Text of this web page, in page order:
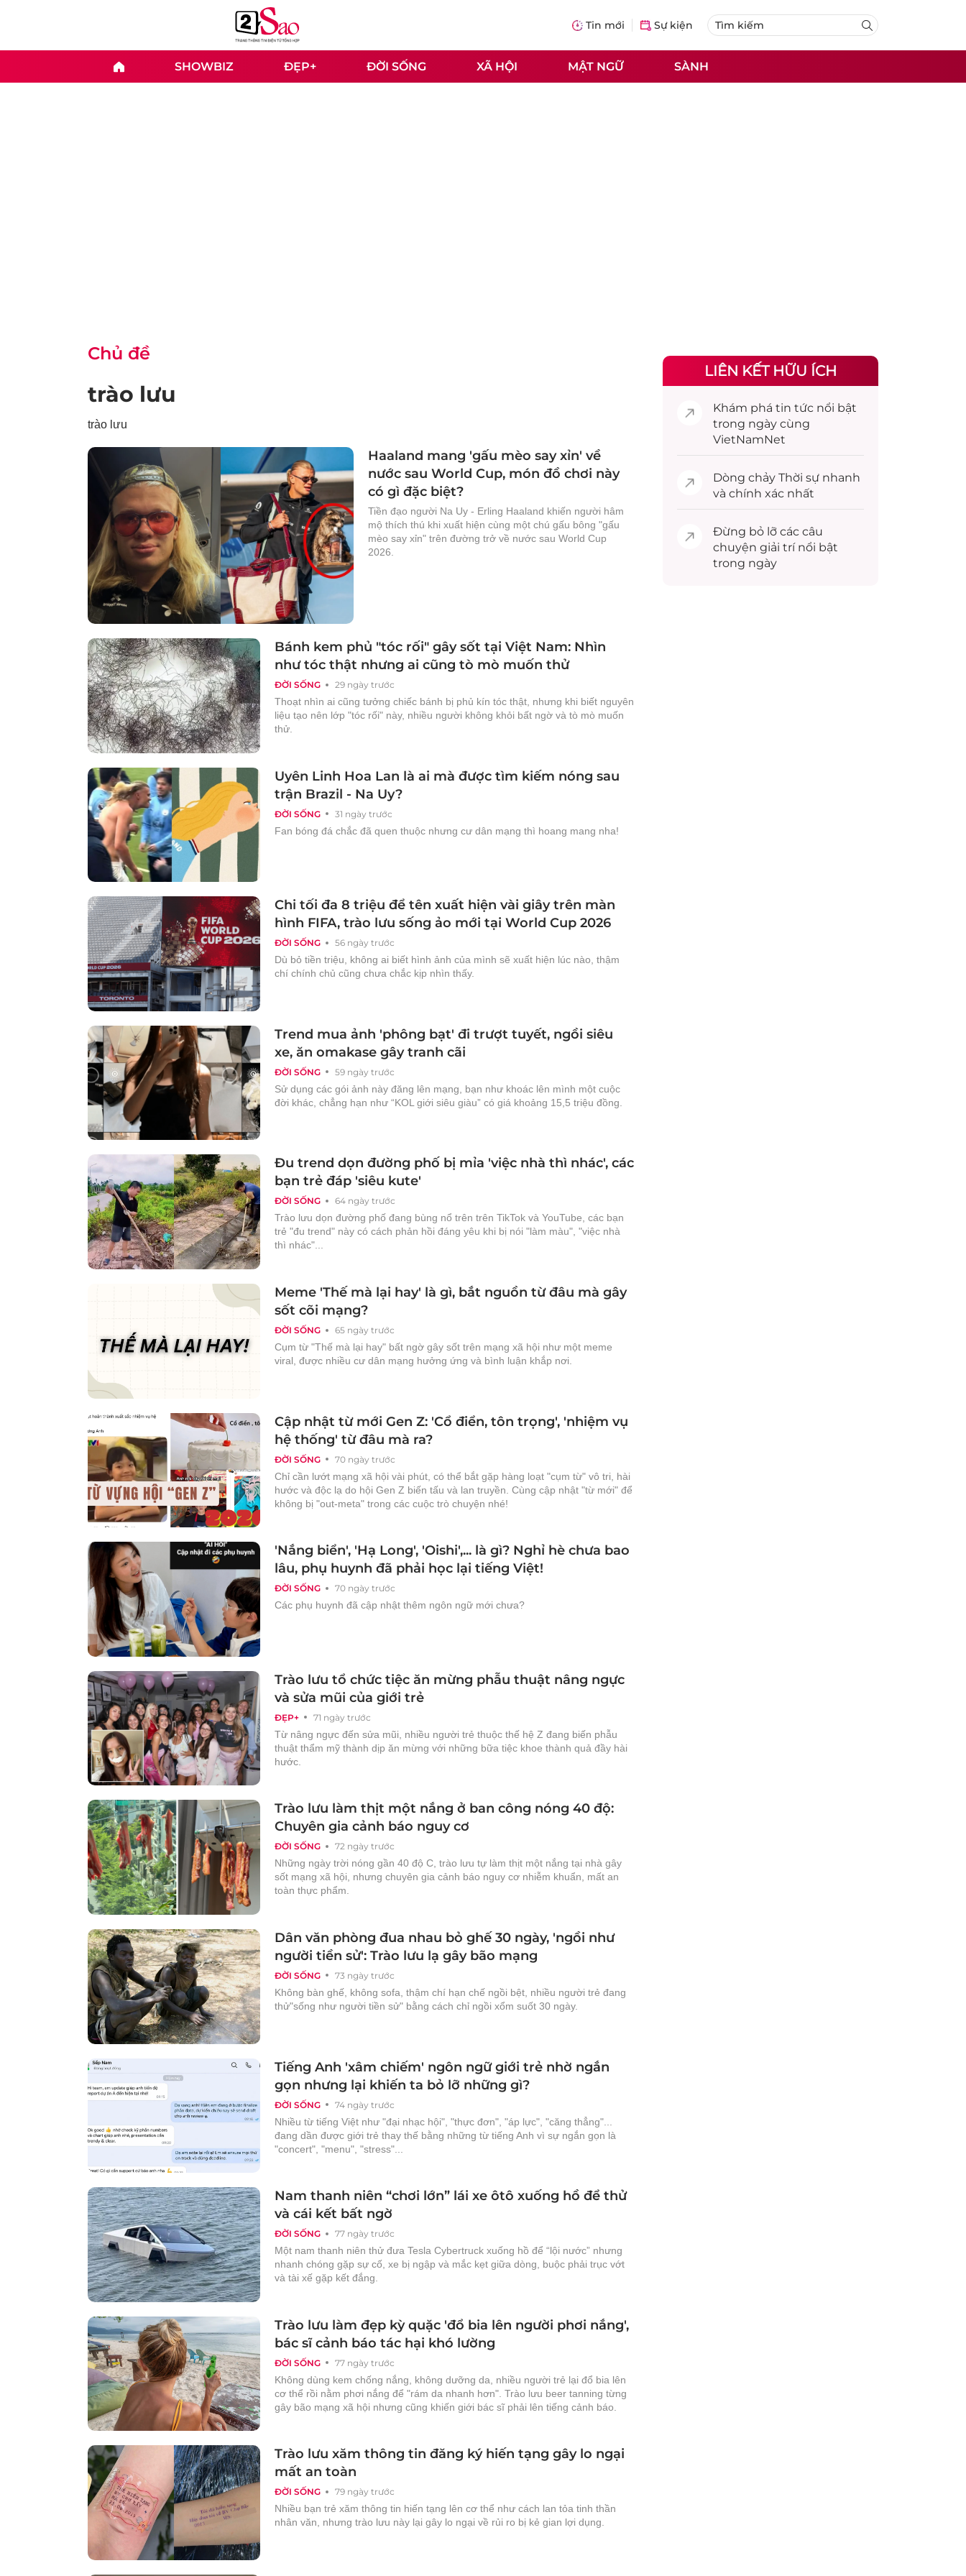
Tin mới Sự kiện
SHOWBIZ ĐẸP+ ĐỜI SỐNG XÃ HỘI MẬT NGỮ SÀNH
Chủ đề
trào lưu
trào lưu
Haaland mang 'gấu mèo say xỉn' về
nước sau World Cup, món đồ chơi này
có gì đặc biệt?
Tiền đạo người Na Uy - Erling Haaland khiến người hâm
mộ thích thú khi xuất hiện cùng một chú gấu bông "gấu
mèo say xỉn" trên đường trở về nước sau World Cup
2026.
ĐỜI SỐNG 29 ngày trước
Bánh kem phủ "tóc rối" gây sốt tại Việt Nam: Nhìn
như tóc thật nhưng ai cũng tò mò muốn thử
Thoạt nhìn ai cũng tưởng chiếc bánh bị phủ kín tóc thật, nhưng khi biết nguyên
liệu tạo nên lớp "tóc rối" này, nhiều người không khỏi bất ngờ và tò mò muốn
thử.
ĐỜI SỐNG 31 ngày trước
Uyên Linh Hoa Lan là ai mà được tìm kiếm nóng sau
trận Brazil - Na Uy?
Fan bóng đá chắc đã quen thuộc nhưng cư dân mạng thì hoang mang nha!
ĐỜI SỐNG 56 ngày trước
Chi tối đa 8 triệu để tên xuất hiện vài giây trên màn
hình FIFA, trào lưu sống ảo mới tại World Cup 2026
Dù bỏ tiền triệu, không ai biết hình ảnh của mình sẽ xuất hiện lúc nào, thậm
chí chính chủ cũng chưa chắc kịp nhìn thấy.
ĐỜI SỐNG 59 ngày trước
Trend mua ảnh 'phông bạt' đi trượt tuyết, ngồi siêu
xe, ăn omakase gây tranh cãi
Sử dụng các gói ảnh này đăng lên mạng, bạn như khoác lên mình một cuộc
đời khác, chẳng hạn như “KOL giới siêu giàu” có giá khoảng 15,5 triệu đồng.
ĐỜI SỐNG 64 ngày trước
Đu trend dọn đường phố bị mỉa 'việc nhà thì nhác', các
bạn trẻ đáp 'siêu kute'
Trào lưu dọn đường phố đang bùng nổ trên trên TikTok và YouTube, các bạn
trẻ "đu trend" này có cách phản hồi đáng yêu khi bị nói "làm màu", "việc nhà
thì nhác"...
ĐỜI SỐNG 65 ngày trước
Meme 'Thế mà lại hay' là gì, bắt nguồn từ đâu mà gây
sốt cõi mạng?
Cụm từ "Thế mà lại hay" bất ngờ gây sốt trên mạng xã hội như một meme
viral, được nhiều cư dân mạng hưởng ứng và bình luận khắp nơi.
ĐỜI SỐNG 70 ngày trước
Cập nhật từ mới Gen Z: 'Cổ điển, tôn trọng', 'nhiệm vụ
hệ thống' từ đâu mà ra?
Chỉ cần lướt mạng xã hội vài phút, có thể bắt gặp hàng loạt "cụm từ" vô tri, hài
hước và độc lạ do hội Gen Z biến tấu và lan truyền. Cùng cập nhật "từ mới" để
không bị "out-meta" trong các cuộc trò chuyện nhé!
ĐỜI SỐNG 70 ngày trước
'Nắng biển', 'Hạ Long', 'Oishi',... là gì? Nghỉ hè chưa bao
lâu, phụ huynh đã phải học lại tiếng Việt!
Các phụ huynh đã cập nhật thêm ngôn ngữ mới chưa?
ĐẸP+ 71 ngày trước
Trào lưu tổ chức tiệc ăn mừng phẫu thuật nâng ngực
và sửa mũi của giới trẻ
Từ nâng ngực đến sửa mũi, nhiều người trẻ thuộc thế hệ Z đang biến phẫu
thuật thẩm mỹ thành dịp ăn mừng với những bữa tiệc khoe thành quả đầy hài
hước.
ĐỜI SỐNG 72 ngày trước
Trào lưu làm thịt một nắng ở ban công nóng 40 độ:
Chuyên gia cảnh báo nguy cơ
Những ngày trời nóng gần 40 độ C, trào lưu tự làm thịt một nắng tại nhà gây
sốt mạng xã hội, nhưng chuyên gia cảnh báo nguy cơ nhiễm khuẩn, mất an
toàn thực phẩm.
ĐỜI SỐNG 73 ngày trước
Dân văn phòng đua nhau bỏ ghế 30 ngày, 'ngồi như
người tiền sử': Trào lưu lạ gây bão mạng
Không bàn ghế, không sofa, thậm chí hạn chế ngồi bệt, nhiều người trẻ đang
thử"sống như người tiền sử" bằng cách chỉ ngồi xổm suốt 30 ngày.
ĐỜI SỐNG 74 ngày trước
Tiếng Anh 'xâm chiếm' ngôn ngữ giới trẻ nhờ ngắn
gọn nhưng lại khiến ta bỏ lỡ những gì?
Nhiều từ tiếng Việt như "đại nhạc hội", "thực đơn", "áp lực", "căng thẳng"...
đang dần được giới trẻ thay thế bằng những từ tiếng Anh vì sự ngắn gọn là
"concert", "menu", "stress"...
ĐỜI SỐNG 77 ngày trước
Nam thanh niên “chơi lớn” lái xe ôtô xuống hồ để thử
và cái kết bất ngờ
Một nam thanh niên thử đưa Tesla Cybertruck xuống hồ để “lội nước” nhưng
nhanh chóng gặp sự cố, xe bị ngập và mắc kẹt giữa dòng, buộc phải trục vớt
và tài xế gặp kết đắng.
ĐỜI SỐNG 77 ngày trước
Trào lưu làm đẹp kỳ quặc 'đổ bia lên người phơi nắng',
bác sĩ cảnh báo tác hại khó lường
Không dùng kem chống nắng, không dưỡng da, nhiều người trẻ lại đổ bia lên
cơ thể rồi nằm phơi nắng để "rám da nhanh hơn". Trào lưu beer tanning từng
gây bão mạng xã hội nhưng cũng khiến giới bác sĩ phải lên tiếng cảnh báo.
ĐỜI SỐNG 79 ngày trước
Trào lưu xăm thông tin đăng ký hiến tạng gây lo ngại
mất an toàn
Nhiều bạn trẻ xăm thông tin hiến tạng lên cơ thể như cách lan tỏa tinh thần
nhân văn, nhưng trào lưu này lại gây lo ngại về rủi ro bị kẻ gian lợi dụng.
LIÊN KẾT HỮU ÍCH
Khám phá tin tức nổi bật
trong ngày cùng
VietNamNet
Dòng chảy Thời sự nhanh
và chính xác nhất
Đừng bỏ lỡ các câu
chuyện giải trínổi bật
trong ngày